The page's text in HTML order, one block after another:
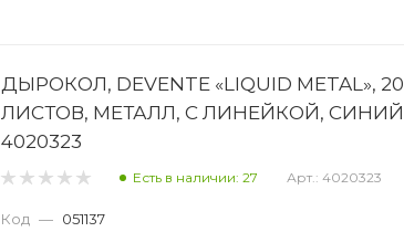
ДЫРОКОЛ, DEVENTE «LIQUID METAL», 20
ЛИСТОВ, МЕТАЛЛ, С ЛИНЕЙКОЙ, СИНИЙ
4020323
Есть в наличии: 27 Арт.: 4020323
Код — 051137